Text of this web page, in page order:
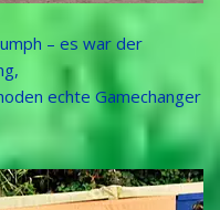
– es war der
echte Gamechanger